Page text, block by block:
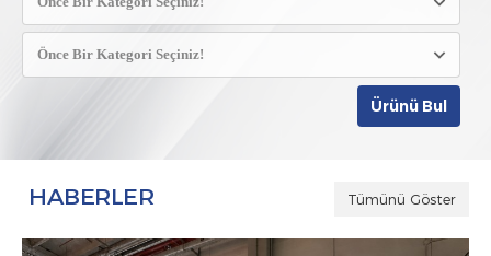
Ürünü Bul
Tümünü Göster
HABERLER